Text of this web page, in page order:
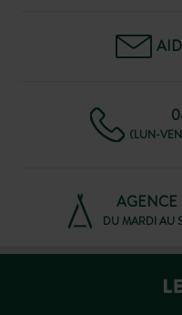
(LUN-
AGENCE
DU MARDI AU